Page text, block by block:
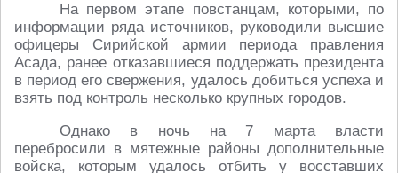
На первом этапе повстанцам, которыми, по
информации ряда источников, руководили высшие
офицеры Сирийской армии периода правления
Асада, ранее отказавшиеся поддержать президента
в период его свержения, удалось добиться успеха и
взять под контроль несколько крупных городов.
Однако в ночь на 7 марта власти
перебросили в мятежные районы дополнительные
войска, которым удалось отбить у восставших